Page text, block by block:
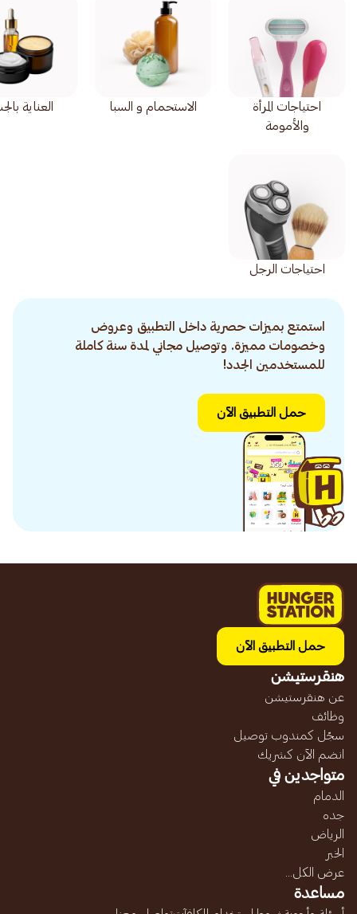
احتياجات المرأة
والأمومة
الاستحمام و السبا العناية
احتياجات الرجل
استمتع بميزات حصرية داخل التطبيق وعروض
وخصومات مميزة. وتوصيل مجاني لمدة سنة كاملة
للمستخدمين الجدد!
حمل التطبيق الآن
حمل التطبيق الآن
هنقرستيشن
عن هنقرستيشن
وظائف
سجّل كمندوب توصيل
انضم الآن كشريك
متواجدين في
الدمام
جده
الرياض
الخبر
عرض الكل...
مساعدة